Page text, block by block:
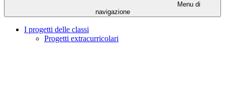
Menu di
navigazione
I progetti delle classi
Progetti extracurricolari